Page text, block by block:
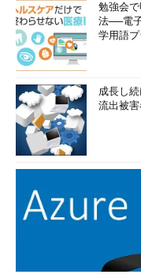
勉強会
法──電
学用語
成長し
流出被